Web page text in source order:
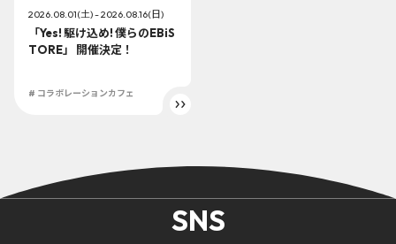
2026.08.01(土) - 2026.08.16(日)
「Yes! 駆け込め! 僕らのEBiS
TORE」 開催決定！
# コラボレーションカフェ
SNS